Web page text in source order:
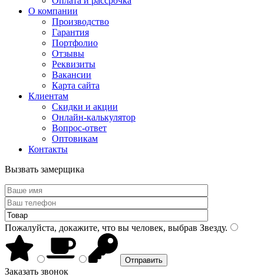
О компании
Производство
Гарантия
Портфолио
Отзывы
Реквизиты
Вакансии
Карта сайта
Клиентам
Скидки и акции
Онлайн-калькулятор
Вопрос-ответ
Оптовикам
Контакты
Вызвать замерщика
Пожалуйста, докажите, что вы человек, выбрав Звезду.
Заказать звонок